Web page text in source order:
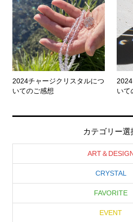
2024チャージクリスタルにつ
いてのご感想
いて
カテゴリー選
ART＆
CRYSTAL
FAVORITE
EVENT